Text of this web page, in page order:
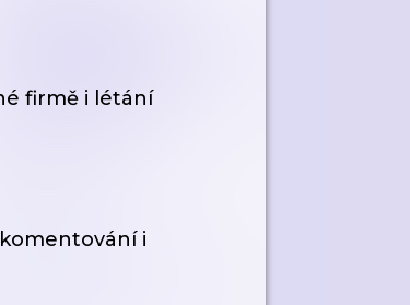
firmě i létání
i